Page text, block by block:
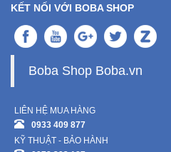
Đẹp
Thiết
Dụng
Cụ
KẾT NỐI VỚI BOBA SHOP
Boba Shop Boba.vn
LIÊN HỆ MUA HÀNG
0933 409 877
KỸ THUẬT - BẢO HÀNH